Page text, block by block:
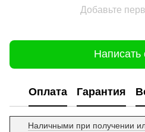
Добавьте
Написать
Оплата Гарантия
Наличными при получении